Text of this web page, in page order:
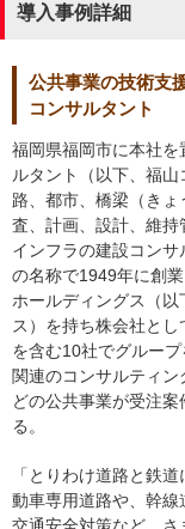
導入事例詳細
公共事業の技術支
コンサルタント
福岡県福岡市に本社
ルタント（以下、福
路、都市、橋梁（き
査、計画、設計、維
インフラの建設コン
の名称で1949年に創
ホールディングス（
ス）を持ち株会社と
を含む10社でグルー
関連のコンサルティ
どの公共事業が受注
る。
「とりわけ道路と鉄
動車専用道路や、幹